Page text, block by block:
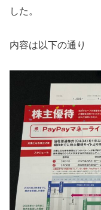
した。
内容は以下の通り